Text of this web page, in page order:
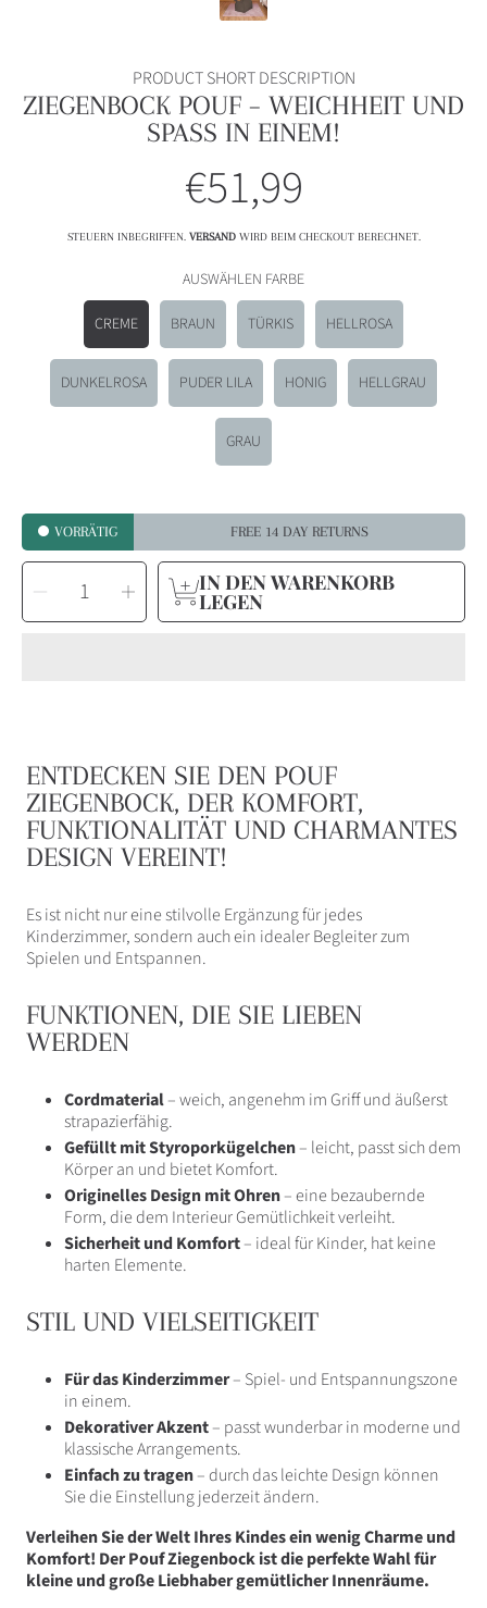
PRODUCT SHORT DESCRIPTION
ZIEGENBOCK POUF – WEICHHEIT UND
SPASS IN EINEM!
Normalpreis
€51,99
STEUERN INBEGRIFFEN. VERSANDWIRD BEIM CHECKOUT BERECHNET.
AUSWÄHLEN FARBE
CREME BRAUN TÜRKIS HELLROSA
DUNKELROSA PUDER LILA HONIG HELLGRAU
GRAU
VORRÄTIG FREE 14 DAY RETURNS
MENGE
AUSWÄHLENMenge
Ziegenbock
Pouf
Menge
für
Ziegenbock
Pouf
IN DEN WARENKORB
LEGEN
ENTDECKEN SIE DEN POUF
ZIEGENBOCK, DER KOMFORT,
FUNKTIONALITÄT UND CHARMANTES
DESIGN VEREINT!
Es ist nicht nur eine stilvolle Ergänzung für jedes
Kinderzimmer, sondern auch ein idealer Begleiter zum
Spielen und Entspannen.
FUNKTIONEN, DIE SIE LIEBEN
WERDEN
Cordmaterial– weich, angenehm im Griff und äußerst
strapazierfähig.
Gefüllt mit Styroporkügelchen– leicht, passt sich dem
Körper an und bietet Komfort.
Originelles Design mit Ohren– eine bezaubernde
Form, die dem Interieur Gemütlichkeit verleiht.
Sicherheit und Komfort– ideal für Kinder, hat keine
harten Elemente.
STIL UND VIELSEITIGKEIT
Für das Kinderzimmer– Spiel- und Entspannungszone
in einem.
Dekorativer Akzent– ​​passt wunderbar in moderne und
klassische Arrangements.
Einfach zu tragen– durch das leichte Design können
Sie die Einstellung jederzeit ändern.
Verleihen Sie der Welt Ihres Kindes ein wenig Charme und
Komfort! Der Pouf Ziegenbock ist die perfekte Wahl für
kleine und große Liebhaber gemütlicher Innenräume.